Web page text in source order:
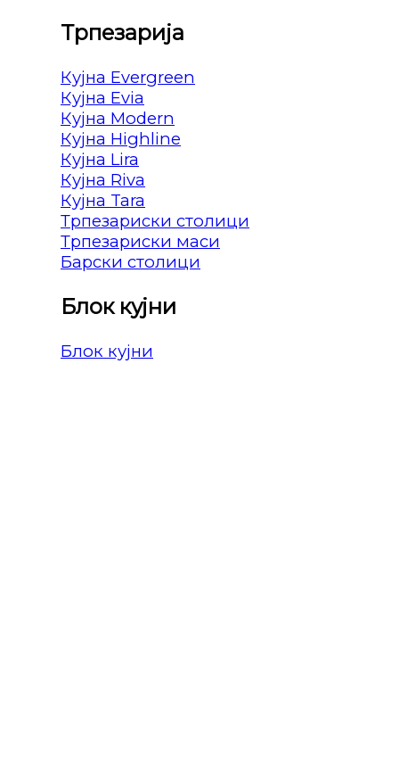
Трпезарија
Кујна Evergreen
Кујна Evia
Кујна Modern
Кујна Highline
Кујна Lira
Кујна Riva
Кујна Tara
Трпезариски столици
Трпезариски маси
Барски столици
Блок кујни
Блок кујни